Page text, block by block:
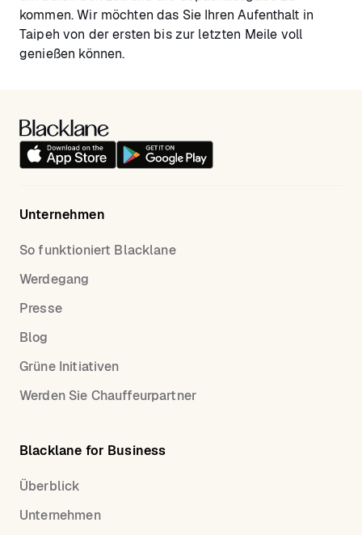
kommen. Wir möchten das Sie Ihren Aufenthalt in
Taipeh von der ersten bis zur letzten Meile voll
genießen können.
Unternehmen
So funktioniert Blacklane
Werdegang
Presse
Blog
Grüne Initiativen
Werden Sie Chauffeurpartner
Blacklane for Business
Überblick
Unternehmen